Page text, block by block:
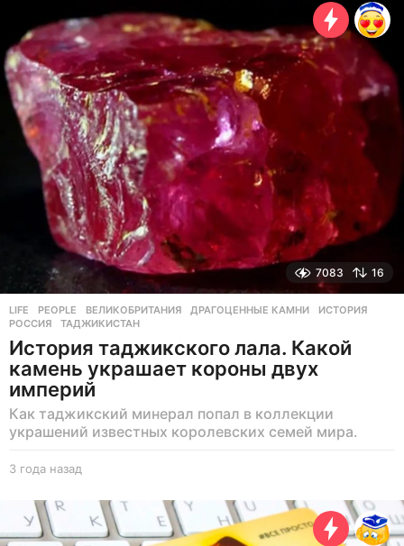
н
а
з
а
д
7083 16
LIFE ,PEOPLE ВЕЛИКОБРИТАНИЯ ,ДРАГОЦЕННЫЕ КАМНИ ,ИСТОРИЯ
РОССИЯ
,ТАДЖИКИСТАН
История таджикского лала. Какой
камень украшает короны двух
империй
Как таджикский минерал попал в коллекции
украшений известных королевских семей мира.
3 года назад
н